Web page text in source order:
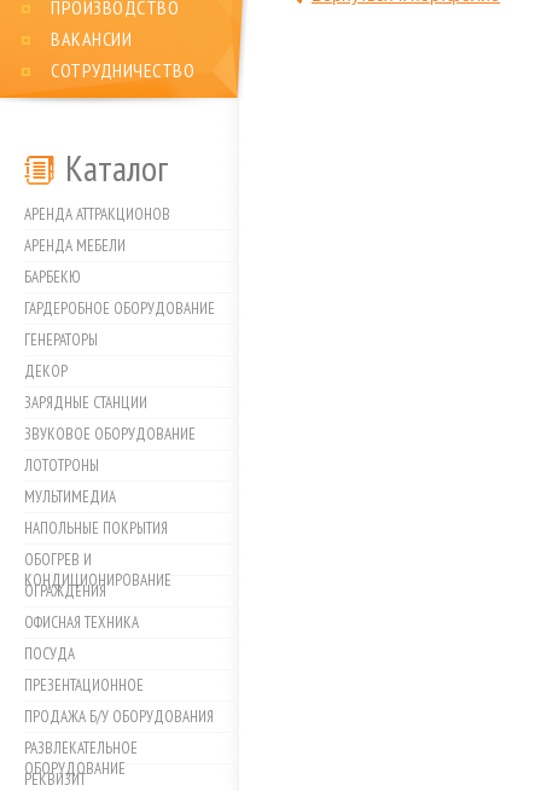
ПРОИЗВОДСТВО
ВАКАНСИИ
СОТРУДНИЧЕСТВО
Каталог
АРЕНДА АТТРАКЦИОНОВ
АРЕНДА МЕБЕЛИ
БАРБЕКЮ
ГАРДЕРОБНОЕ ОБОРУДОВАНИЕ
ГЕНЕРАТОРЫ
ДЕКОР
ЗАРЯДНЫЕ СТАНЦИИ
ЗВУКОВОЕ ОБОРУДОВАНИЕ
ЛОТОТРОНЫ
МУЛЬТИМЕДИА
НАПОЛЬНЫЕ ПОКРЫТИЯ
ОБОГРЕВ И
КОНДИЦИОНИРОВАНИЕ
ОГРАЖДЕНИЯ
ОФИСНАЯ ТЕХНИКА
ПОСУДА
ПРЕЗЕНТАЦИОННОЕ
ПРОДАЖА Б/У ОБОРУДОВАНИЯ
РАЗВЛЕКАТЕЛЬНОЕ
ОБОРУДОВАНИЕ
РЕКВИЗИТ